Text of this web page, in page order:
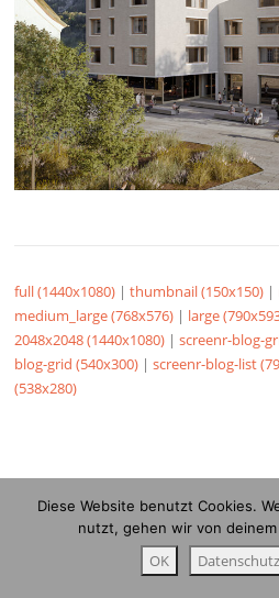
full (1440x1080) |thumbnail (150x150) |
medium_large (768x576) | large
2048x2048 (1440x1080) |screenr-blog-
blog-grid (540x300) |screenr-blog-list
(538x280)
Diese Website benutzt Cookies.
nutzt, gehen wir von
OK